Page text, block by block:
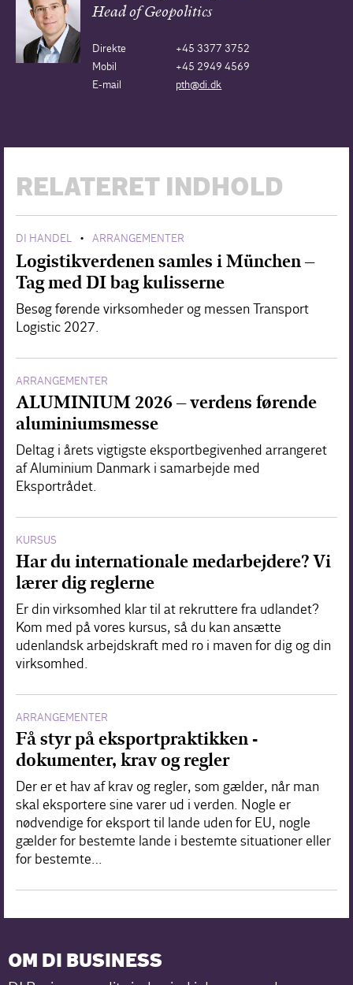
Head of Geopolitics
Direkte
+45 3377 3752
Mobil
+45 2949 4569
E-mail
pth@di.dk
RELATERET INDHOLD
DI HANDEL • ARRANGEMENTER
Logistikverdenen samles i München –
Tag med DI bag kulisserne
Besøg førende virksomheder og messen Transport
Logistic 2027.
ARRANGEMENTER
ALUMINIUM 2026 – verdens førende
aluminiumsmesse
Deltag i årets vigtigste eksportbegivenhed arrangeret
af Aluminium Danmark i samarbejde med
Eksportrådet.
KURSUS
Har du internationale medarbejdere? Vi
lærer dig reglerne
Er din virksomhed klar til at rekruttere fra udlandet?
Kom med på vores kursus, så du kan ansætte
udenlandsk arbejdskraft med ro i maven for dig og din
virksomhed.
ARRANGEMENTER
Få styr på eksportpraktikken -
dokumenter, krav og regler
Der er et hav af krav og regler, som gælder, når man
skal eksportere sine varer ud i verden. Nogle er
nødvendige for eksport til lande uden for EU, nogle
gælder for bestemte lande i bestemte situationer eller
for bestemte…
OM DI BUSINESS